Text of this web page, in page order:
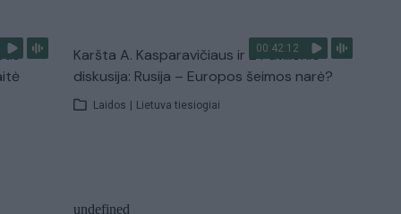
00:42:12
Karšta A. Kasparavičiaus ir Ž Pavilionio
diskusija: Rusija – Europos šeimos narė?
Laidos | Lietuva tiesiogiai